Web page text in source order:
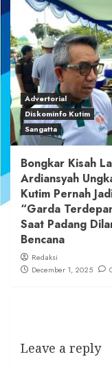
Advertorial
Diskominfo Kutim
Sangatta
Bongkar Kisah
Ardiansyah
Kutim Pernah
“Garda
Saat Padang
Bencana
Redaksi
December 1, 2025
Leave a reply